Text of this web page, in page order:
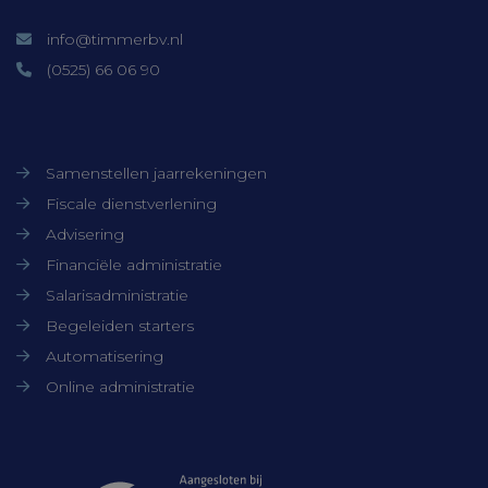
info@timmerbv.nl
(0525) 66 06 90
Samenstellen jaarrekeningen
Fiscale dienstverlening
Advisering
Financiële administratie
Salarisadministratie
Begeleiden starters
Automatisering
Online administratie
noodzakelijke cookies.
ock4ur3zezdj